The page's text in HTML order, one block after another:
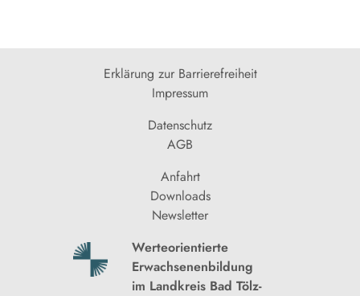
Erklärung zur Barrierefreiheit
Impressum
Datenschutz
AGB
Anfahrt
Downloads
Newsletter
Werteorientierte
Erwachsenenbildung
im Landkreis Bad Tölz-